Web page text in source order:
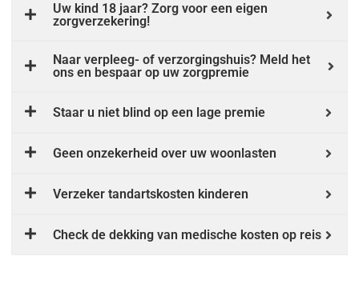
Uw kind 18 jaar? Zorg voor een eigen
zorgverzekering!
Naar verpleeg- of verzorgingshuis? Meld het
ons en bespaar op uw zorgpremie
Staar u niet blind op een lage premie
Geen onzekerheid over uw woonlasten
Verzeker tandartskosten kinderen
Check de dekking van medische kosten op reis